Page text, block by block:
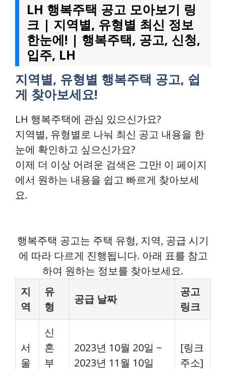
LH 행복주택 공고 모아보기 링
크 | 지역별, 유형별 최신 정보
한눈에! | 행복주택, 공고, 신청,
입주, LH
지역별, 유형별 행복주택 공고, 쉽
게 찾아보세요!
LH 행복주택에 관심 있으신가요?
지역별, 유형별로 나눠 최신 공고 내용을 한
눈에 확인하고 싶으신가요?
이제 더 이상 어려운 검색은 그만! 이 페이지
에서 원하는 내용을 쉽고 빠르게 찾아보세
요.
행복주택 공고는 주택 유형, 지역, 공급 시기
에 따라 다르게 진행됩니다. 아래 표를 참고
하여 원하는 정보를 찾아보세요.
지
역
유
형
공급 날짜
공고
링크
서
울
신
혼
부
2023년 10월 20일 ~
2023년 11월 10일
[링크
주소]